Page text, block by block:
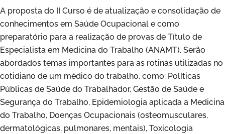
A proposta do II Curso é de atualização e consolidação de
conhecimentos em Saúde Ocupacional e como
preparatório para a realização de provas de Título de
Especialista em Medicina do Trabalho (ANAMT). Serão
abordados temas importantes para as rotinas utilizadas no
cotidiano de um médico do trabalho, como: Políticas
Públicas de Saúde do Trabalhador, Gestão de Saúde e
Segurança do Trabalho, Epidemiologia aplicada a Medicina
do Trabalho, Doenças Ocupacionais (osteomusculares,
dermatológicas, pulmonares, mentais), Toxicologia